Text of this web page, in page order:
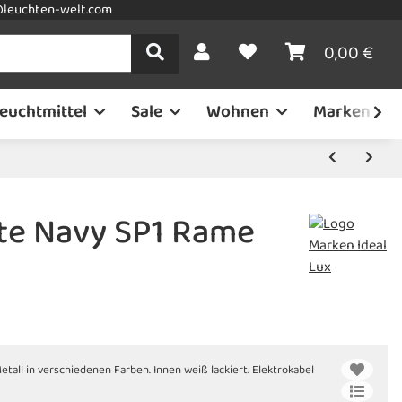
welt.com
0,00 €
Sale Wohnen Marken
Navy SP1 Rame
in verschiedenen Farben. Innen weiß lackiert. Elektrokabel